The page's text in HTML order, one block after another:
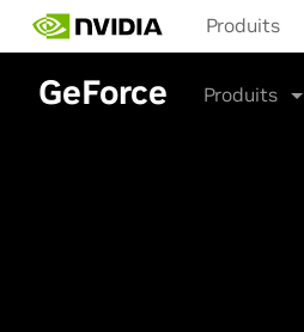
main
content
Produits
GeForce Produits